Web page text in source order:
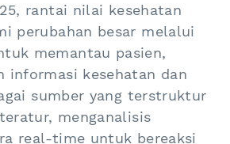
rantai nilai kesehatan
perubahan besar melalui
memantau pasien,
informasi kesehatan dan
sumber yang terstruktur
menganalisis
real-time untuk bereaksi